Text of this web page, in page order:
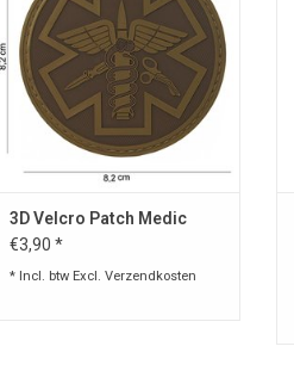
3D Velcro Patch Medic
€3,90 *
* Incl. btw Excl. Verzendkosten